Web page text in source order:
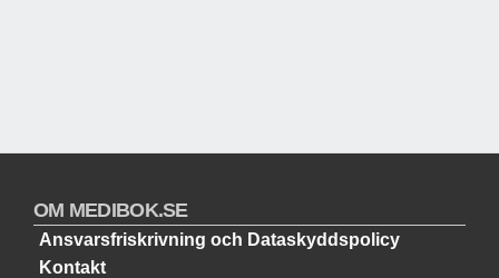
OM MEDIBOK.SE
Ansvarsfriskrivning och Dataskyddspolicy
Kontakt